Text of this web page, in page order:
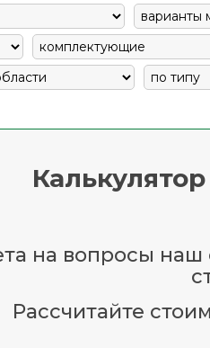
на вопросы наш
Рассчитайте